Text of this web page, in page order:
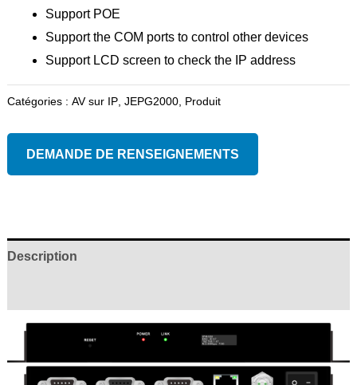
Support POE
Support the COM ports to control other devices
Support LCD screen to check the IP address
Catégories : AV sur IP, JEPG2000, Produit
DEMANDE DE RENSEIGNEMENTS
Description